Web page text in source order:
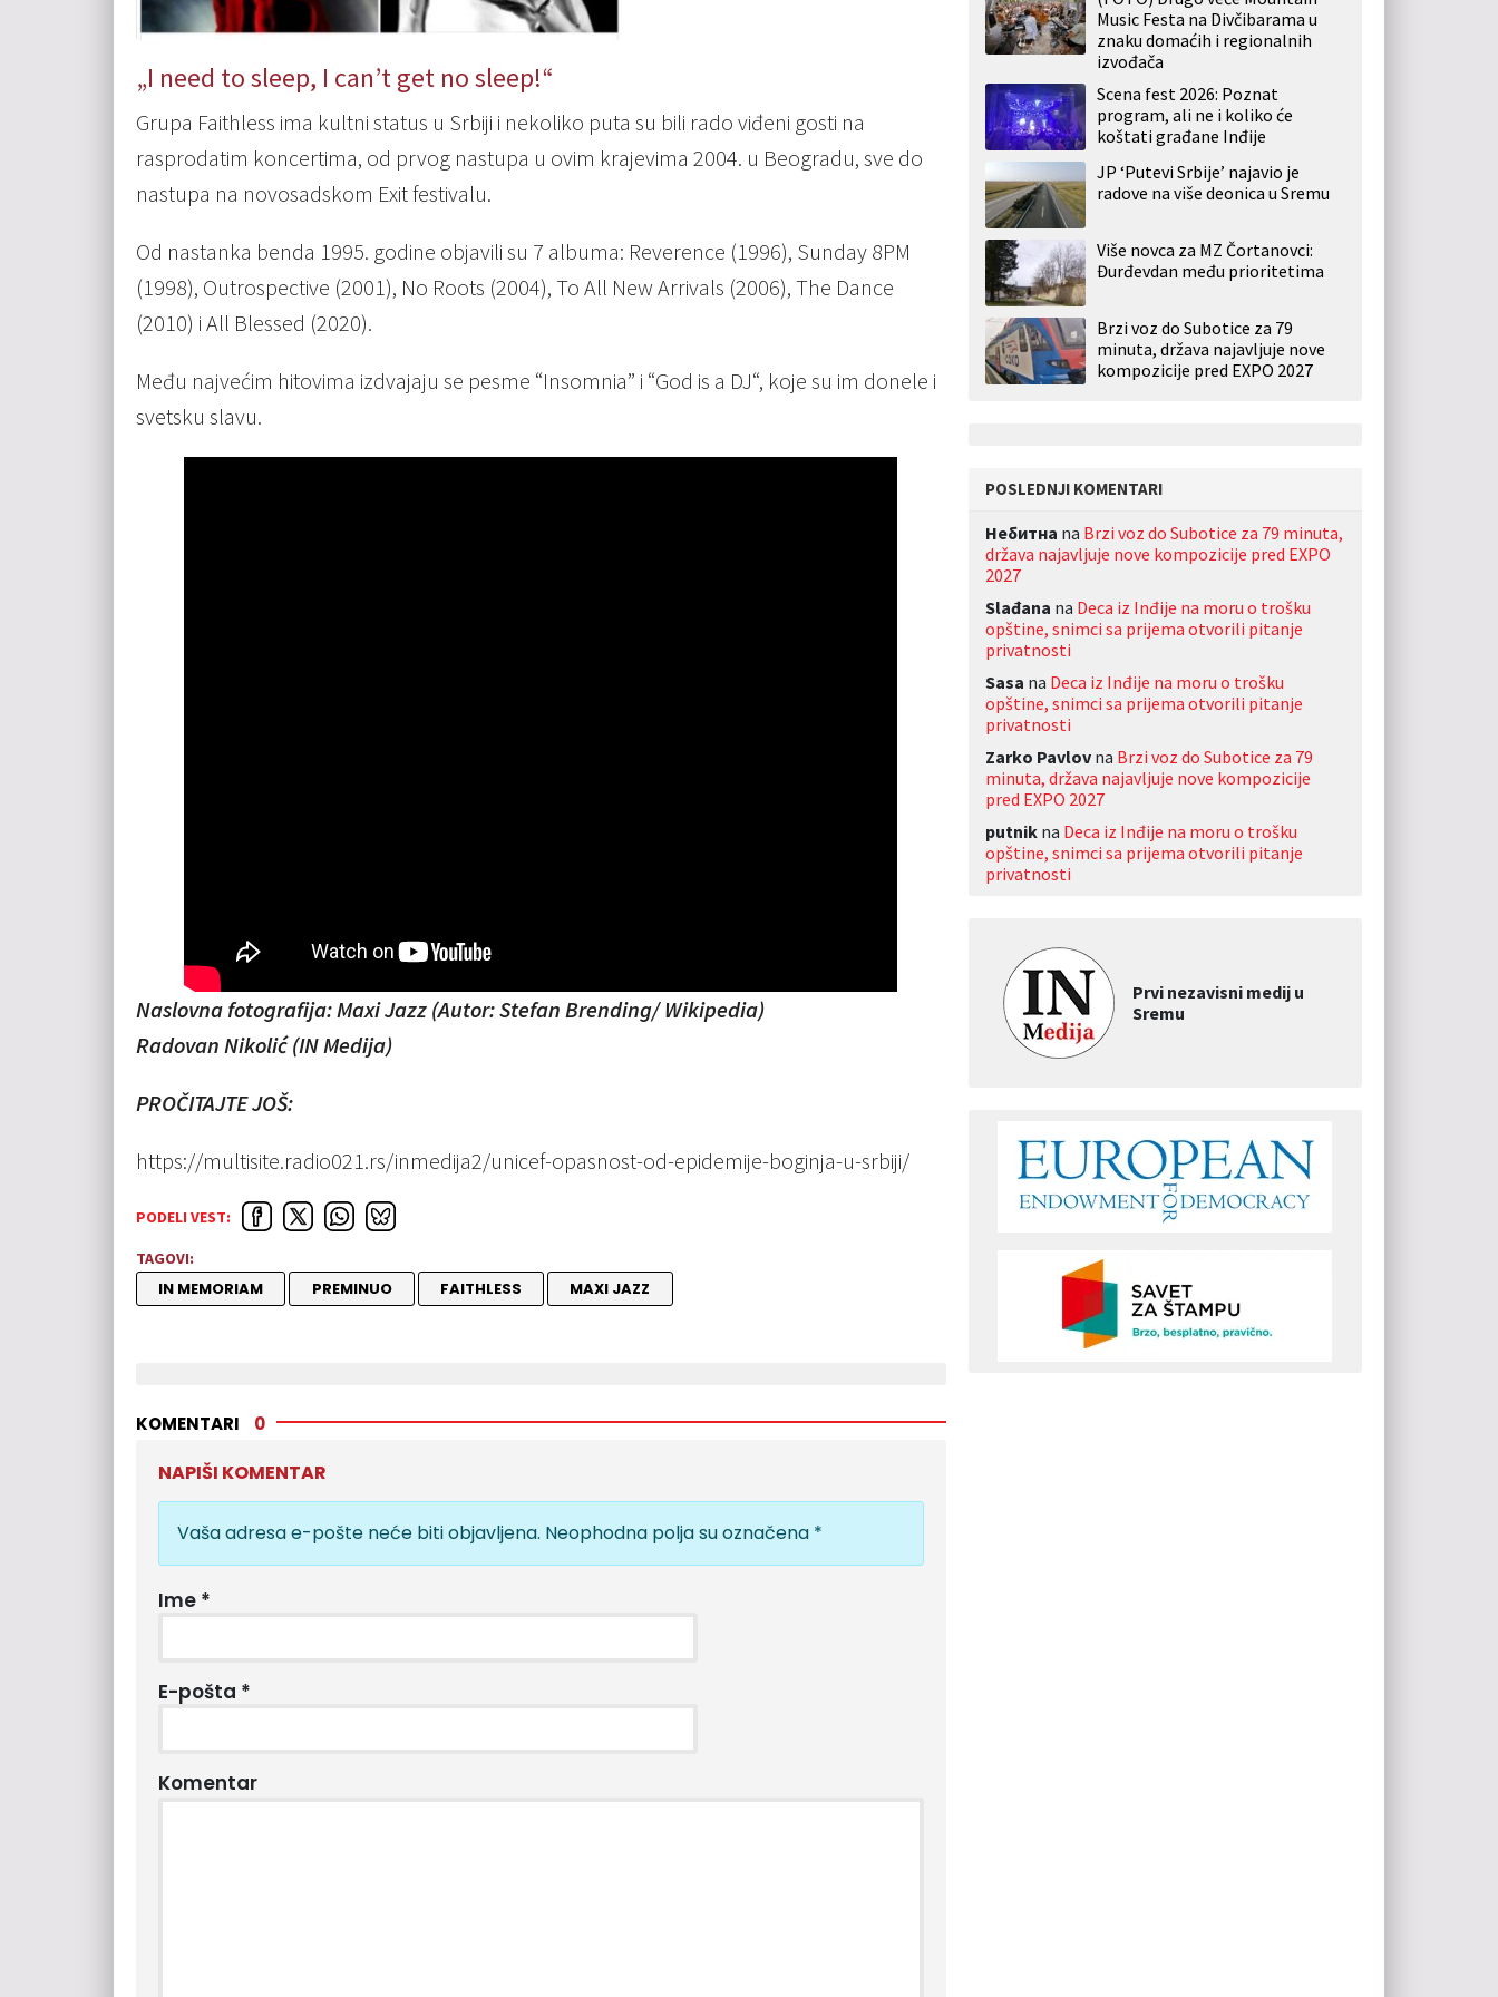
„I need to sleep, I can’t get no sleep!“
Grupa Faithless ima kultni status u Srbiji i nekoliko puta su bili rado viđeni gosti na
rasprodatim koncertima, od prvog nastupa u ovim krajevima 2004. u Beogradu, sve do
nastupa na novosadskom Exit festivalu.
Od nastanka benda 1995. godine objavili su 7 albuma: Reverence (1996), Sunday 8PM
(1998), Outrospective (2001), No Roots (2004), To All New Arrivals (2006), The Dance
(2010) i All Blessed (2020).
Među najvećim hitovima izdvajaju se pesme “Insomnia” i “God is a DJ“, koje su im donele i
svetsku slavu.
Naslovna fotografija: Maxi Jazz (Autor: Stefan Brending/ Wikipedia)
Radovan Nikolić (IN Medija)
PROČITAJTE JOŠ:
https://multisite.radio021.rs/inmedija2/unicef-opasnost-od-epidemije-boginja-u-srbiji/
PODELI VEST:
TAGOVI:
IN MEMORIAM PREMINUO FAITHLESS MAXI JAZZ
KOMENTARI 0
NAPIŠI KOMENTAR
Vaša adresa e-pošte neće biti objavljena. Neophodna polja su označena *
Ime *
E-pošta *
Komentar
Music Festa na Divčibarama u
znaku domaćih i regionalnih
izvođača
Scena fest 2026: Poznat
program, ali ne i koliko će
koštati građane Inđije
JP ‘Putevi Srbije’ najavio je
radove na više deonica u Sremu
Više novca za MZ Čortanovci:
Đurđevdan među prioritetima
Brzi voz do Subotice za 79
minuta, država najavljuje nove
kompozicije pred EXPO 2027
POSLEDNJI KOMENTARI
Небитна na Brzi voz do Subotice za 79 minuta,
država najavljuje nove kompozicije pred EXPO
2027
Slađana na Deca iz Inđije na moru o trošku
opštine, snimci sa prijema otvorili pitanje
privatnosti
Sasa na Deca iz Inđije na moru o trošku
opštine, snimci sa prijema otvorili pitanje
privatnosti
Zarko Pavlovna Brzi voz do Subotice za 79
minuta, država najavljuje nove kompozicije
pred EXPO 2027
putnikna Deca iz Inđije na moru o trošku
opštine, snimci sa prijema otvorili pitanje
privatnosti
Prvi nezavisni medij u
Sremu